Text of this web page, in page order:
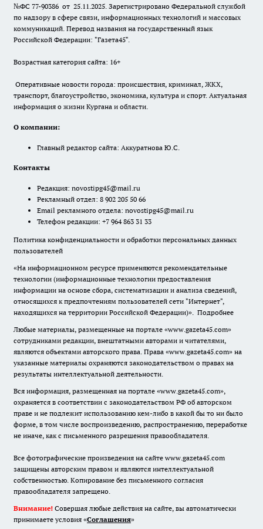
№ФС 77-90386 от 25.11.2025. Зарегистрировано Федеральной службой
по надзору в сфере связи, информационных технологий и массовых
коммуникаций. Перевод названия на государственный язык
Российской Федерации: "Газета45".
Возрастная категория сайта: 16+
Оперативные новости города: происшествия, криминал, ЖКХ,
транспорт, благоустройство, экономика, культура и спорт. Актуальная
информация о жизни Кургана и области.
О компании:
Главный редактор сайта: Аккуратнова Ю.С.
Контакты
Редакция: novostipg45@mail.ru
Рекламный отдел: 8 902 205 50 66
Email рекламного отдела: novostipg45@mail.ru
Телефон редакции: +7 964 863 31 33
Политика конфиденциальности и обработки персональных данных
пользователей
«На информационном ресурсе применяются рекомендательные
технологии (информационные технологии предоставления
информации на основе сбора, систематизации и анализа сведений,
относящихся к предпочтениям пользователей сети "Интернет",
находящихся на территории Российской Федерации)». Подробнее
Любые материалы, размещенные на портале «www.gazeta45.com»
сотрудниками редакции, внештатными авторами и читателями,
являются объектами авторского права. Права «www.gazeta45.com» на
указанные материалы охраняются законодательством о правах на
результаты интеллектуальной деятельности.
Вся информация, размещенная на портале «www.gazeta45.com»,
охраняется в соответствии с законодательством РФ об авторском
праве и не подлежит использованию кем-либо в какой бы то ни было
форме, в том числе воспроизведению, распространению, переработке
не иначе, как с письменного разрешения правообладателя.
Все фотографические произведения на сайте www.gazeta45.com
защищены авторским правом и являются интеллектуальной
собственностью. Копирование без письменного согласия
правообладателя запрещено.
Внимание! Совершая любые действия на сайте, вы автоматически
принимаете условия «Cоглашения»